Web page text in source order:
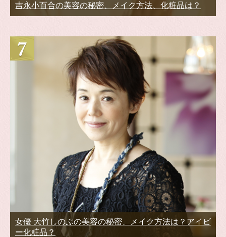
吉永小百合の美容の秘密、メイク方法、化粧品は？
女優 大竹しのぶの美容の秘密、メイク方法は？アイビ
ー化粧品？